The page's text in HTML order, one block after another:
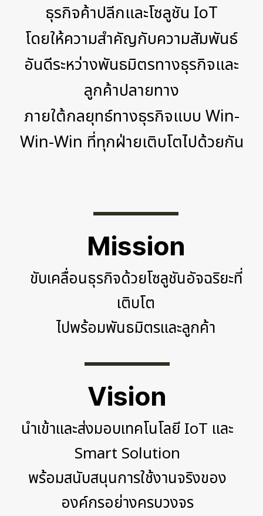
ธุรกิจค้าปลีกและโซลูชัน IoT
โดยให้ความสำคัญกับความสัมพันธ์
อันดีระหว่างพันธมิตรทางธุรกิจและ
ลูกค้าปลายทาง
ภายใต้กลยุทธ์ทางธุรกิจแบบ Win-
Win-Win ที่ทุกฝ่ายเติบโตไปด้วยกัน
Mission
ขับเคลื่อนธุรกิจด้วยโซลูชันอัจฉริยะ ที่
เติบโต
ไปพร้อมพันธมิตรและลูกค้า
Vision
นำเข้าและส่งมอบเทคโนโลยี IoT และ
Smart Solution
พร้อมสนับสนุนการใช้งานจริงของ
องค์กรอย่างครบวงจร